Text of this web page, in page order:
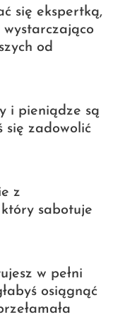
się ekspertką,
wystarczająco
od
i pieniądze są
się zadowolić
z
sabotuje
w pełni
osiągnąć